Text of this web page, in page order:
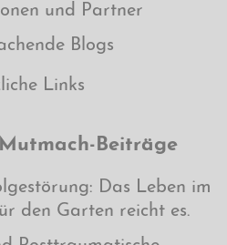
und Partner
Blogs
Links
Beiträge
Das Leben im
den Garten reicht es.